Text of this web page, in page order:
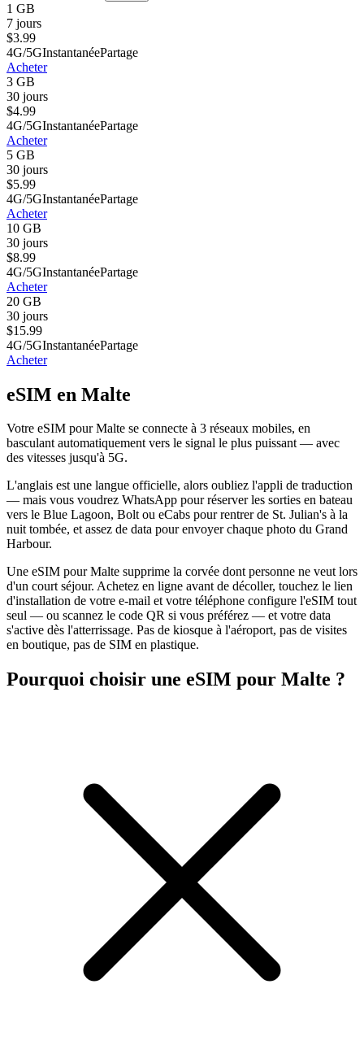
1 GB
7 jours
$3.99
4G/5GInstantanéePartage
Acheter
3 GB
30 jours
$4.99
4G/5GInstantanéePartage
Acheter
5 GB
30 jours
$5.99
4G/5GInstantanéePartage
Acheter
10 GB
30 jours
$8.99
4G/5GInstantanéePartage
Acheter
20 GB
30 jours
$15.99
4G/5GInstantanéePartage
Acheter
eSIM en Malte
Votre eSIM pour Malte se connecte à 3 réseaux mobiles, en
basculant automatiquement vers le signal le plus puissant — avec
des vitesses jusqu'à 5G.
L'anglais est une langue officielle, alors oubliez l'appli de traduction
— mais vous voudrez WhatsApp pour réserver les sorties en bateau
vers le Blue Lagoon, Bolt ou eCabs pour rentrer de St. Julian's à la
nuit tombée, et assez de data pour envoyer chaque photo du Grand
Harbour.
Une eSIM pour Malte supprime la corvée dont personne ne veut lors
d'un court séjour. Achetez en ligne avant de décoller, touchez le lien
d'installation de votre e-mail et votre téléphone configure l'eSIM tout
seul — ou scannez le code QR si vous préférez — et votre data
s'active dès l'atterrissage. Pas de kiosque à l'aéroport, pas de visites
en boutique, pas de SIM en plastique.
Pourquoi choisir une eSIM pour Malte ?